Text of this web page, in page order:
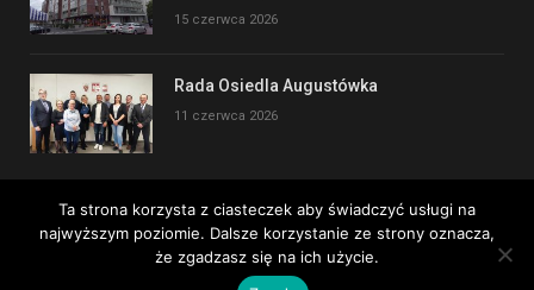
15 czerwca 2026
Rada Osiedla Augustówka
11 czerwca 2026
Copyright © 2017
Ta strona korzysta z ciasteczek aby świadczyć usługi na
najwyższym poziomie. Dalsze korzystanie ze strony oznacza,
że zgadzasz się na ich użycie.